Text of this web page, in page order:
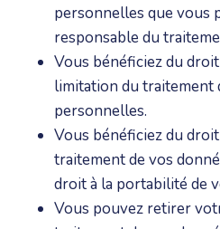
personnelles que vous
responsable du
Vous bénéficiez du
limitation du traitement
personnelles.
Vous bénéficiez du
traitement de vos
droit à la portabilité de
Vous pouvez retirer